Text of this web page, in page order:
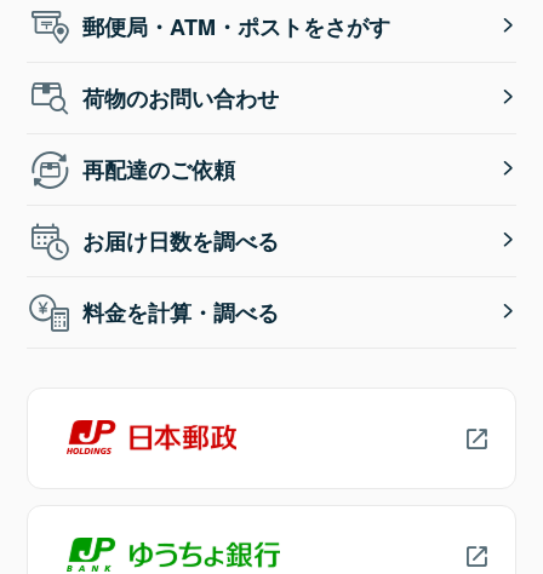
郵便局・ATM・ポストをさがす
荷物のお問い合わせ
再配達のご依頼
お届け日数を調べる
料金を計算・調べる